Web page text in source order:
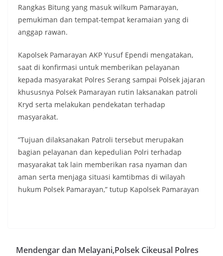
Rangkas Bitung yang masuk wilkum Pamarayan,
pemukiman dan tempat-tempat keramaian yang di
anggap rawan.
Kapolsek Pamarayan AKP Yusuf Ependi mengatakan,
saat di konfirmasi untuk memberikan pelayanan
kepada masyarakat Polres Serang sampai Polsek jajaran
khususnya Polsek Pamarayan rutin laksanakan patroli
Kryd serta melakukan pendekatan terhadap
masyarakat.
”Tujuan dilaksanakan Patroli tersebut merupakan
bagian pelayanan dan kepedulian Polri terhadap
masyarakat tak lain memberikan rasa nyaman dan
aman serta menjaga situasi kamtibmas di wilayah
hukum Polsek Pamarayan,” tutup Kapolsek Pamarayan
Mendengar dan Melayani,Polsek Cikeusal Polres